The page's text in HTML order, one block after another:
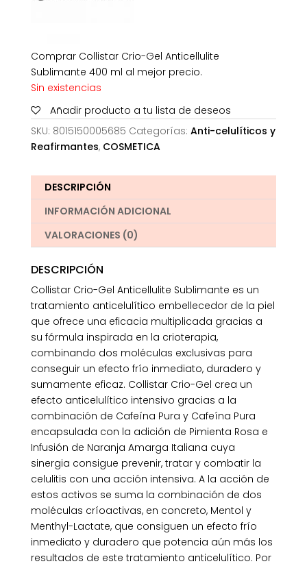
Comprar Collistar Crio-Gel Anticellulite
Sublimante 400 ml al mejor precio.
Sin existencias
Añadir producto a tu lista de deseos
SKU: 8015150005685 Categorías: Anti-celulíticos y
Reafirmantes, COSMETICA
DESCRIPCIÓN
INFORMACIÓN ADICIONAL
VALORACIONES (0)
DESCRIPCIÓN
Collistar Crio-Gel Anticellulite Sublimante es un
tratamiento anticelulítico embellecedor de la piel
que ofrece una eficacia multiplicada gracias a
su fórmula inspirada en la crioterapia,
combinando dos moléculas exclusivas para
conseguir un efecto frío inmediato, duradero y
sumamente eficaz. Collistar Crio-Gel crea un
efecto anticelulítico intensivo gracias a la
combinación de Cafeína Pura y Cafeína Pura
encapsulada con la adición de Pimienta Rosa e
Infusión de Naranja Amarga Italiana cuya
sinergia consigue prevenir, tratar y combatir la
celulitis con una acción intensiva. A la acción de
estos activos se suma la combinación de dos
moléculas críoactivas, en concreto, Mentol y
Menthyl-Lactate, que consiguen un efecto frío
inmediato y duradero que potencia aún más los
resultados de este tratamiento anticelulítico. Por